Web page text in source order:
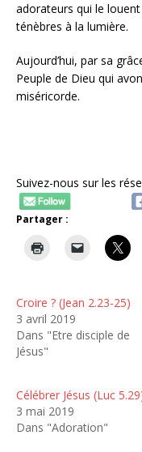
adorateurs qui le
ténèbres à la lumière.
Aujourd’hui, par sa
Peuple de Dieu qui
miséricorde.
Suivez-nous sur les
Partager :
Croire ? (Jean 2.23-25)
3 avril 2019
Dans "Etre disciple de
Jésus"
Célébrer Jésus (Luc
3 mai 2019
Dans "Adoration"